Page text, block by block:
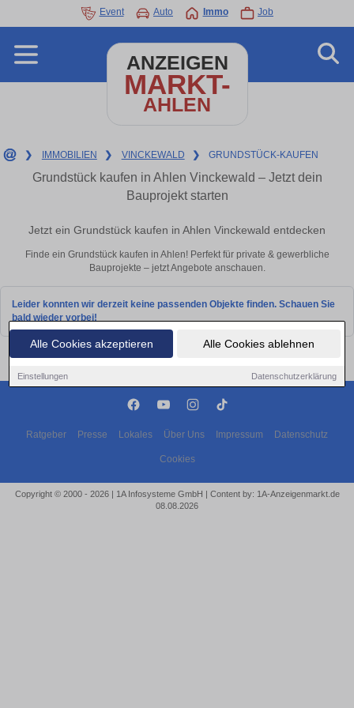
Alle Cookies akzeptieren Alle Cookies ablehnen
Einstellungen Datenschutzerklärung
Event Auto Immo Job
ANZEIGEN
MARKT-
AHLEN
❯ IMMOBILIEN ❯ VINCKEWALD ❯ GRUNDSTÜCK-KAUFEN
Grundstück kaufen in Ahlen Vinckewald – Jetzt dein
Bauprojekt starten
Jetzt ein Grundstück kaufen in Ahlen Vinckewald entdecken
Finde ein Grundstück kaufen in Ahlen! Perfekt für private & gewerbliche
Bauprojekte – jetzt Angebote anschauen.
Leider konnten wir derzeit keine passenden Objekte finden. Schauen Sie
bald wieder vorbei!
Ratgeber Presse Lokales Über Uns Impressum Datenschutz
Cookies
Copyright © 2000 - 2026 | 1A Infosysteme GmbH | Content by: 1A-Anzeigenmarkt.de
08.08.2026